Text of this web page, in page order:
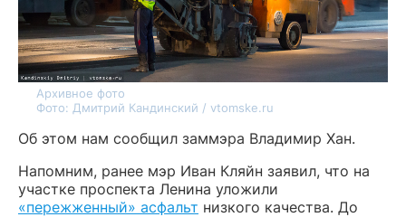
Архивное фото
Фото: Дмитрий Кандинский / vtomske.ru
Об этом нам сообщил заммэра Владимир Хан.
Напомним, ранее мэр Иван Кляйн заявил, что на
участке проспекта Ленина уложили
«пережженный» асфальт низкого качества. До